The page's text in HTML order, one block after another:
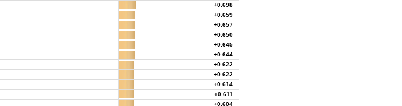
+0.698
+0.659
+0.657
+0.650
+0.645
+0.644
+0.622
+0.622
+0.614
+0.611
+0.604